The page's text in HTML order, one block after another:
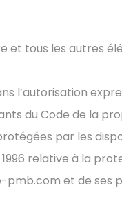
et tous les autres
l’autorisation
du Code de la
par les
relative à la
et de ses